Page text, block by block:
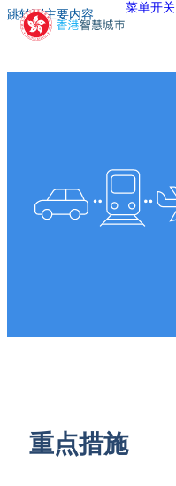
跳转到主要内容 菜单开关
重点措施